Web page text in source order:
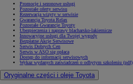
Promocje i sezonowe usługi
Pozostałe oferty serwisu
Rezerwacja wizyty w serwisie
Gwarancja Toyota Relax
Pozostałe Gwarancje Toyoty
Ubezpieczenia i naprawy blacharsko-lakiernicze
Innowacyjne usługi dla Twojej wygody
Bezpłatne Akcje Serwisowe
Serwis Dobrych Cen
Serwis w ASO się opłaca
Dostęp do informacji serwisowych
Wykaz wydanych zaświadczeń o odbytym szkoleniu (pdf)
Oryginalne części i oleje Toyota